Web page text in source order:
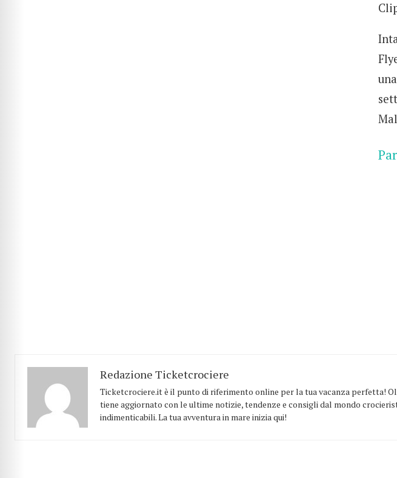
Redazione Ticketcrociere
Ticketcrociere.it è il punto di riferimento online per la tua vacanza perfetta!
tiene aggiornato con le ultime notizie, tendenze e consigli dal mondo
indimenticabili. La tua avventura in mare inizia qui!